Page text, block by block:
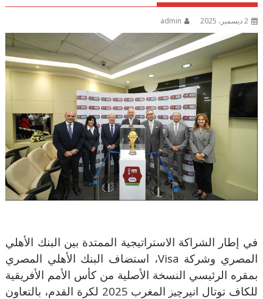
2 ديسمبر، 2025 admin
في إطار الشراكة الاستراتيجية الممتدة بين البنك الأهلي
المصري وشركة Visa، استضاف البنك الأهلي المصري
بمقره الرئيسي النسخة الأصلية من كأس الأمم الأفريقية
للكاف توتال انير چيز
المغرب 2025 لكرة القدم، بالتعاون